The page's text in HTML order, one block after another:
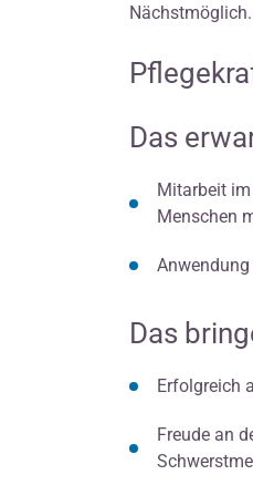
Das
Mitarbeit im
Menschen
Das
Erfolgreich
Freude an